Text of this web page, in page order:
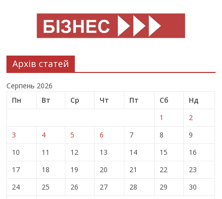
Архів статей
Серпень 2026
Пн
Вт Ср Чт Пт Сб
Нд
1
2
3
4 5 6 7 8
9
10
11 12 13 14 15
16
17
18 19 20 21 22
23
24
25 26 27 28 29
30